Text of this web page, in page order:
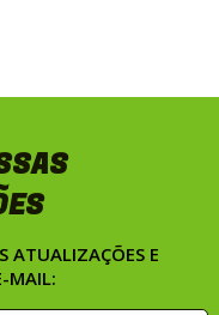
ATUALIZAÇÕES E
MAIL: